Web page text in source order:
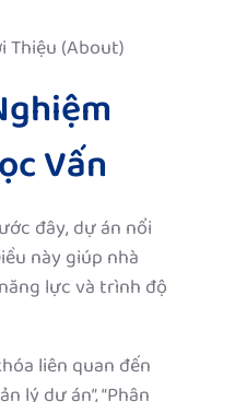
Thiệu (About)
Vấn
đây, dự án nổi
này giúp nhà
lực và trình độ
liên quan đến